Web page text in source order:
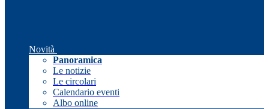
Novità
Panoramica
Le notizie
Le circolari
Calendario eventi
Albo online